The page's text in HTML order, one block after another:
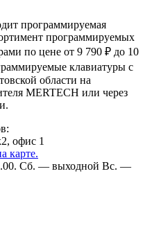
программируемая
программируемых
по цене от 9 790 ₽ до 10
клавиатуры с
области на
MERTECH или через
офис 1
карте.
Сб. — выходной Вс. —